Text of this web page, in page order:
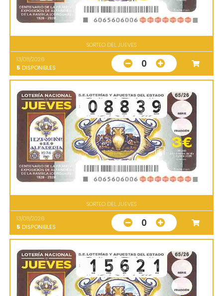
SORTEO DEL JUEVES
13/08/2026
5 DISPONIBLES 0
SORTEO DEL JUEVES
13/08/2026
5 DISPONIBLES 0